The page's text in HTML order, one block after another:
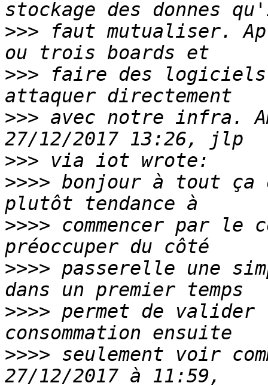
>>> faut mutualiser.
>>> faire des logiciels
>>> avec notre infra.
>>>
>>>> bonjour à tout
>>>> commencer par le
>>>> passerelle une
>>>> permet de
>>>> seulement voir